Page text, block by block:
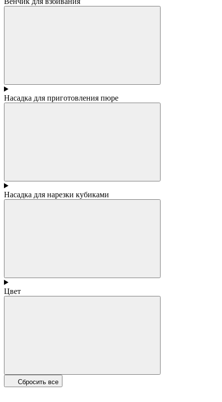
Насадка для приготовления пюре
Насадка для нарезки кубиками
Цвет
Сбросить все